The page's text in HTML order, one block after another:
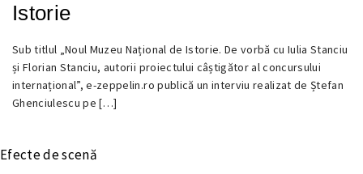
Istorie
12
SEPTEMBRIE
2016
Sub titlul „Noul Muzeu Național de Istorie. De vorbă cu Iulia Stanciu
și Florian Stanciu, autorii proiectului câștigător al concursului
internațional”, e-zeppelin.ro publică un interviu realizat de Ștefan
Ghenciulescu pe […]
Efecte de scenă